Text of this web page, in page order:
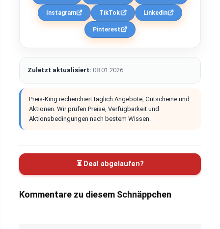
Instagram TikTok LinkedIn
Pinterest
Zuletzt aktualisiert: 08.01.2026
Preis-King recherchiert täglich Angebote, Gutscheine und
Aktionen. Wir prüfen Preise, Verfügbarkeit und
Aktionsbedingungen nach bestem Wissen.
⏳ Deal abgelaufen?
Kommentare zu diesem Schnäppchen